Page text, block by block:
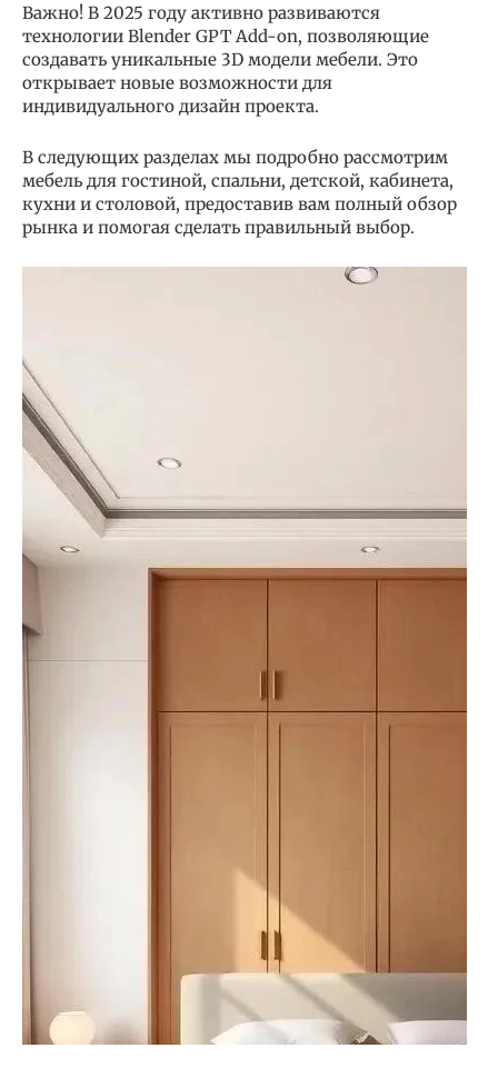
Важно! В 2025 году активно развиваются
технологии Blender GPT Add-on, позволяющие
создавать уникальные 3D модели мебели. Это
открывает новые возможности для
индивидуального дизайн проекта.
В следующих разделах мы подробно рассмотрим
мебель для гостиной, спальни, детской, кабинета,
кухни и столовой, предоставив вам полный обзор
рынка и помогая сделать правильный выбор.